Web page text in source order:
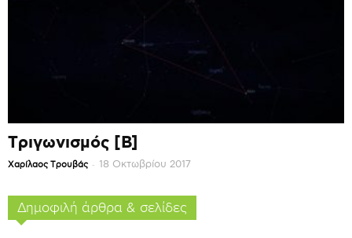
Τριγωνισμός [Β]
Χαρίλαος Τρουβάς - 18 Οκτωβρίου 2017
Δημοφιλή άρθρα & σελίδες